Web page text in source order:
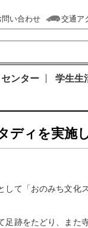
問い合わせ 交通ア
ンター 学生生
ディを実施
て「おのみち文化
跡をたどり、また